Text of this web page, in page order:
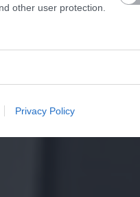
other user protection.
Privacy Policy